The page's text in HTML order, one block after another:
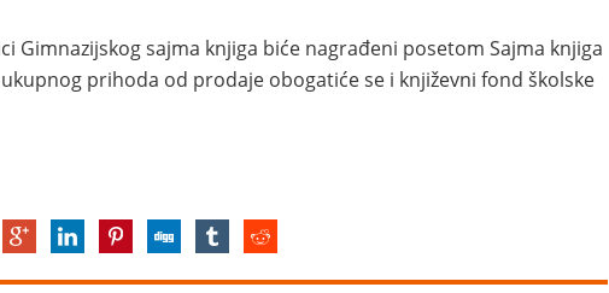
Gimnazijskog sajma knjiga biće nagrađeni posetom Sajma knjiga
prihoda od prodaje obogatiće se i književni fond školske